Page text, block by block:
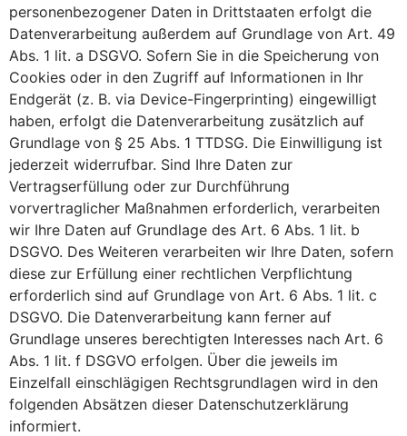
personenbezogener Daten in Drittstaaten erfolgt die
Datenverarbeitung außerdem auf Grundlage von Art. 49
Abs. 1 lit. a DSGVO. Sofern Sie in die Speicherung von
Cookies oder in den Zugriff auf Informationen in Ihr
Endgerät (z. B. via Device-Fingerprinting) eingewilligt
haben, erfolgt die Datenverarbeitung zusätzlich auf
Grundlage von § 25 Abs. 1 TTDSG. Die Einwilligung ist
jederzeit widerrufbar. Sind Ihre Daten zur
Vertragserfüllung oder zur Durchführung
vorvertraglicher Maßnahmen erforderlich, verarbeiten
wir Ihre Daten auf Grundlage des Art. 6 Abs. 1 lit. b
DSGVO. Des Weiteren verarbeiten wir Ihre Daten, sofern
diese zur Erfüllung einer rechtlichen Verpflichtung
erforderlich sind auf Grundlage von Art. 6 Abs. 1 lit. c
DSGVO. Die Datenverarbeitung kann ferner auf
Grundlage unseres berechtigten Interesses nach Art. 6
Abs. 1 lit. f DSGVO erfolgen. Über die jeweils im
Einzelfall einschlägigen Rechtsgrundlagen wird in den
folgenden Absätzen dieser Datenschutzerklärung
informiert.